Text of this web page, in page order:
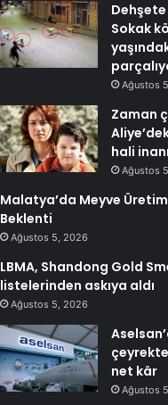
Sokak
Ağustos
Zaman
hali
Ağustos
Malatya’da Meyve
Beklenti
Ağustos 5, 2026
LBMA, Shandong Gold
listelerinden askıya aldı
Ağustos 5, 2026
net kâr
Ağustos